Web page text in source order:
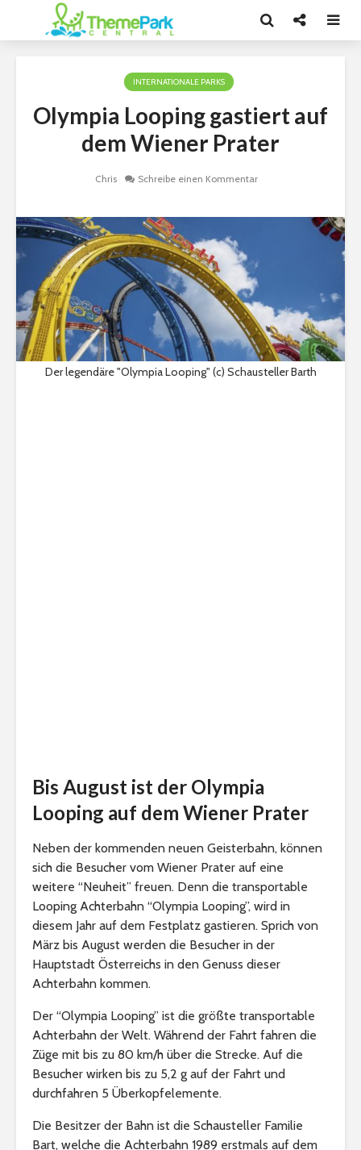
INTERNATIONALE PARKS
Olympia Looping gastiert auf
dem Wiener Prater
Chris Schreibe einen Kommentar
Der legendäre "Olympia Looping" (c) Schausteller Barth
Bis August ist der Olympia
Looping auf dem Wiener Prater
Neben der kommenden neuen Geisterbahn, können
sich die Besucher vom Wiener Prater auf eine
weitere “Neuheit” freuen. Denn die transportable
Looping Achterbahn “Olympia Looping”, wird in
diesem Jahr auf dem Festplatz gastieren. Sprich von
März bis August werden die Besucher in der
Hauptstadt Österreichs in den Genuss dieser
Achterbahn kommen.
Der “Olympia Looping” ist die größte transportable
Achterbahn der Welt. Während der Fahrt fahren die
Züge mit bis zu 80 km/h über die Strecke. Auf die
Besucher wirken bis zu 5,2 g auf der Fahrt und
durchfahren 5 Überkopfelemente.
Die Besitzer der Bahn ist die Schausteller Familie
Bart, welche die Achterbahn 1989 erstmals auf dem